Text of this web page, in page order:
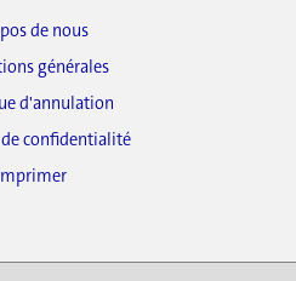
de nous
générales
d'annulation
confidentialité